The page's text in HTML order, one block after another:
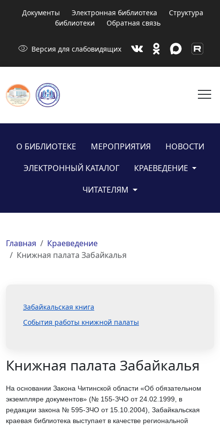
Документы Электронная библиотека
Структура
библиотеки
Обратная связь
visibility Версия для слабовидящих
menu
О БИБЛИОТЕКЕ МЕРОПРИЯТИЯ
НОВОСТИ
ЭЛЕКТРОННЫЙ КАТАЛОГ
КРАЕВЕДЕНИЕ
ЧИТАТЕЛЯМ
Главная
Краеведение
Книжная палата Забайкалья
Книжная палата Забайкалья
На основании Закона Читинской области «Об обязательном
экземпляре документов» (№ 155-ЗЧО от 24.02.1999, в
редакции закона № 595-ЗЧО от 15.10.2004), Забайкальская
краевая библиотека выступает в качестве региональной
Забайкальская книга
События работы книжной палаты